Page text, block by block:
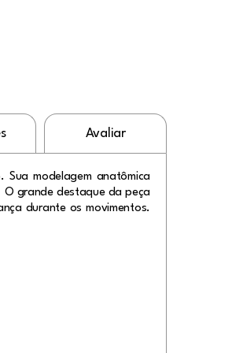
Avaliar
modelagem anatômica
grande destaque da peça
durante os movimentos.